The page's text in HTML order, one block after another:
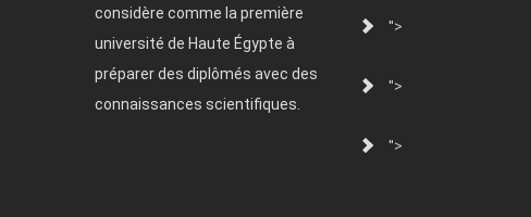
considère comme la première
université de Haute Égypte à
préparer des diplômés avec des
connaissances scientifiques.
">
">
">